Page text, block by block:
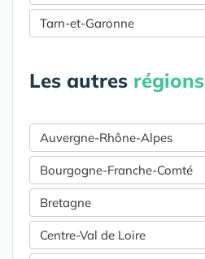
Tarn-et-Garonne
Les autres régions
Auvergne-Rhône-Alpes
Bourgogne-Franche-Comté
Bretagne
Centre-Val de Loire